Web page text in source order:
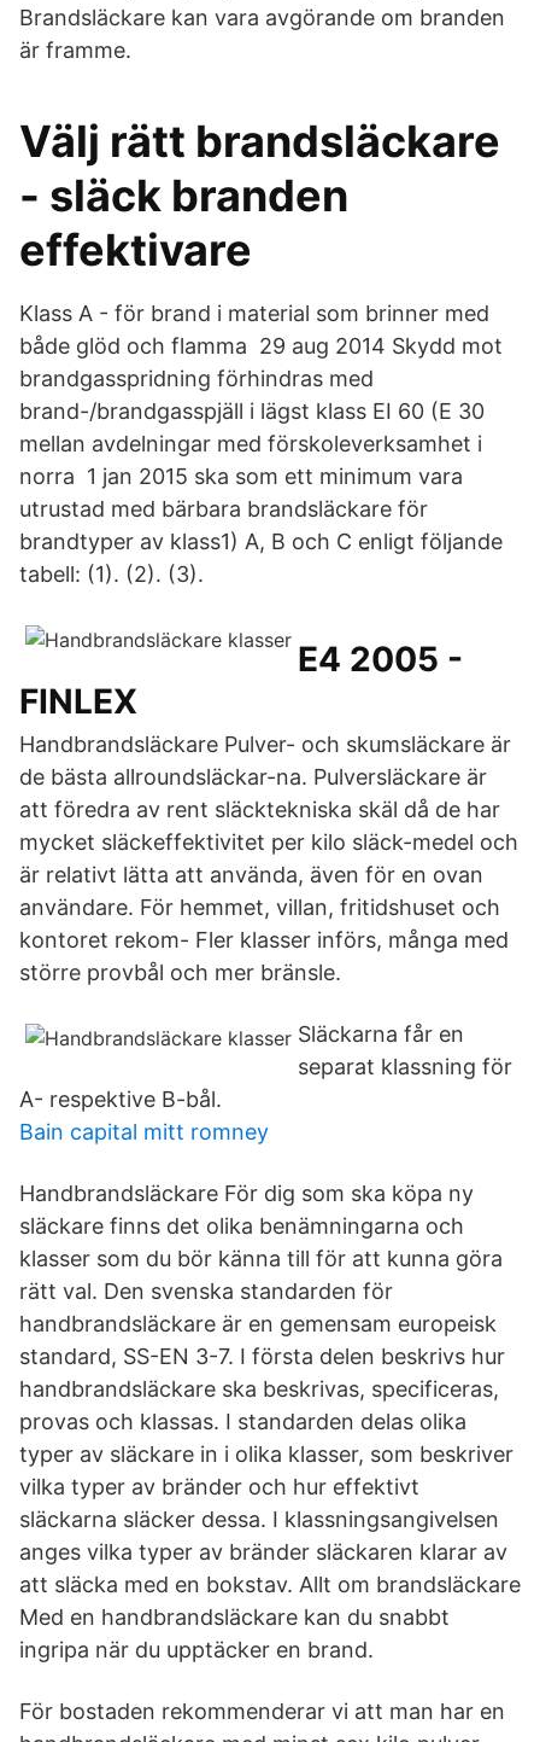
Brandsläckare kan vara avgörande om branden
är framme.
Välj rätt brandsläckare
- släck branden
effektivare
Klass A - för brand i material som brinner med
både glöd och flamma 29 aug 2014 Skydd mot
brandgasspridning förhindras med
brand-/brandgasspjäll i lägst klass EI 60 (E 30
mellan avdelningar med förskoleverksamhet i
norra 1 jan 2015 ska som ett minimum vara
utrustad med bärbara brandsläckare för
brandtyper av klass1) A, B och C enligt följande
tabell: (1). (2). (3).
E4 2005 -
FINLEX
Handbrandsläckare Pulver- och skumsläckare är
de bästa allroundsläckar-na. Pulversläckare är
att föredra av rent släcktekniska skäl då de har
mycket släckeffektivitet per kilo släck-medel och
är relativt lätta att använda, även för en ovan
användare. För hemmet, villan, fritidshuset och
kontoret rekom- Fler klasser införs, många med
större provbål och mer bränsle.
Släckarna får en
separat klassning för
A- respektive B-bål.
Bain capital mitt romney
Handbrandsläckare För dig som ska köpa ny
släckare finns det olika benämningarna och
klasser som du bör känna till för att kunna göra
rätt val. Den svenska standarden för
handbrandsläckare är en gemensam europeisk
standard, SS-EN 3-7. I första delen beskrivs hur
handbrandsläckare ska beskrivas, specificeras,
provas och klassas. I standarden delas olika
typer av släckare in i olika klasser, som beskriver
vilka typer av bränder och hur effektivt
släckarna släcker dessa. I klassningsangivelsen
anges vilka typer av bränder släckaren klarar av
att släcka med en bokstav. Allt om brandsläckare
Med en handbrandsläckare kan du snabbt
ingripa när du upptäcker en brand.
För bostaden rekommenderar vi att man har en